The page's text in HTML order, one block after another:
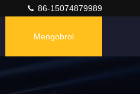
86-15074879989
Mengobrol